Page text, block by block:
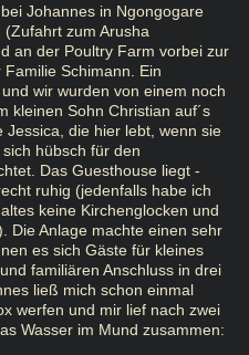
Johannes in Ngongogare
zum Arusha
an der Poultry Farm vorbei zur
Familie Schimann. Ein
wir wurden von einem noch
kleinen Sohn Christian auf´s
Jessica, die hier lebt, wenn sie
hübsch für den
Das Guesthouse liegt -
ruhig (jedenfalls habe ich
keine Kirchenglocken und
Die Anlage machte einen sehr
es sich Gäste für kleines
familiären Anschluss in drei
ließ mich schon einmal
werfen und mir lief nach zwei
Wasser im Mund zusammen: